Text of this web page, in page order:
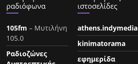
ραδιόφωνα
105fm – Μυτιλήνη
105.0
Ραδιοζώνες
ιστοσελίδες
athens.indymedia
kinimatorama
εφημερίδα